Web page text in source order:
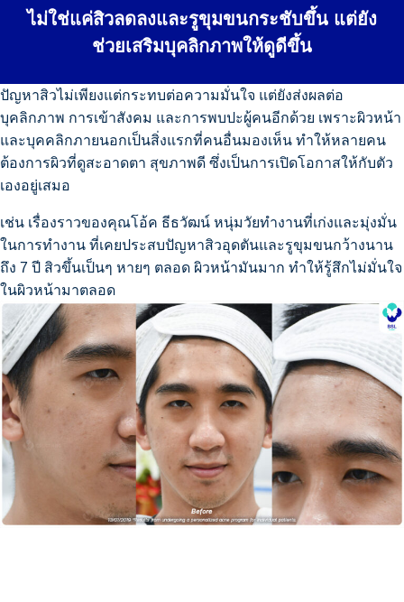
ไม่ใช่แค่สิวลดลงและรูขุมขนกระชับขึ้น แต่ยัง
ช่วยเสริมบุคลิกภาพให้ดูดีขึ้น
ปัญหาสิวไม่เพียงแต่กระทบต่อความมั่นใจ แต่ยังส่งผลต่อ
บุคลิกภาพ การเข้าสังคม และการพบปะผู้คนอีกด้วย เพราะผิวหน้า
และบุคคลิกภายนอกเป็นสิ่งแรกที่คนอื่นมองเห็น ทำให้หลายคน
ต้องการผิวที่ดูสะอาดตา สุขภาพดี ซึ่งเป็นการเปิดโอกาสให้กับตัว
เองอยู่เสมอ
เช่น เรื่องราวของคุณโอ้ค ธีธวัฒน์ หนุ่มวัยทำงานที่เก่งและมุ่งมั่น
ในการทำงาน ที่เคยประสบปัญหาสิวอุดตันและรูขุมขนกว้างนาน
ถึง 7 ปี สิวขึ้นเป็นๆ หายๆ ตลอด ผิวหน้ามันมาก ทำให้รู้สึกไม่มั่นใจ
ในผิวหน้ามาตลอด